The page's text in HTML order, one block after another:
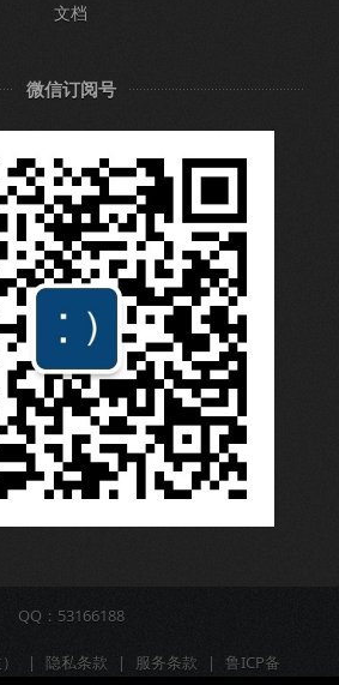
文档
微信订阅号
QQ：53166188
| 隐私条款 | 服务条款 |
鲁ICP备